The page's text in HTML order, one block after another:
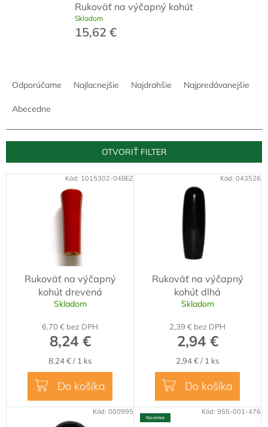
Rukoväť na výčapný kohút
Skladom
15,62 €
p
r
Odporúčame Najlacnejšie Najdrahšie Najpredávanejšie
Abecedne
OTVORIŤ FILTER
Rukoväť na výčapný
kohút drevená
Skladom
6,70 € bez DPH
8,24 €
Jednotková
cena:
8,24 € / 1 ks
Do košíka
Kód: 1015302-04BEZ
Rukoväť na výčapný
kohút dlhá
Skladom
2,39 € bez DPH
2,94 €
Jednotková
cena:
2,94 € / 1 ks
Do košíka
Kód: 043526
Kód: 000995
Novinka
Kód: 955-001-476